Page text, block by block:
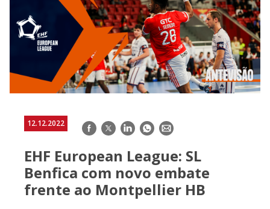
12.12.2022 Facebook
TwitterLinkedInWhatsApp
E-
EHF European League: SL
Benfica com novo embate
frente ao Montpellier HB